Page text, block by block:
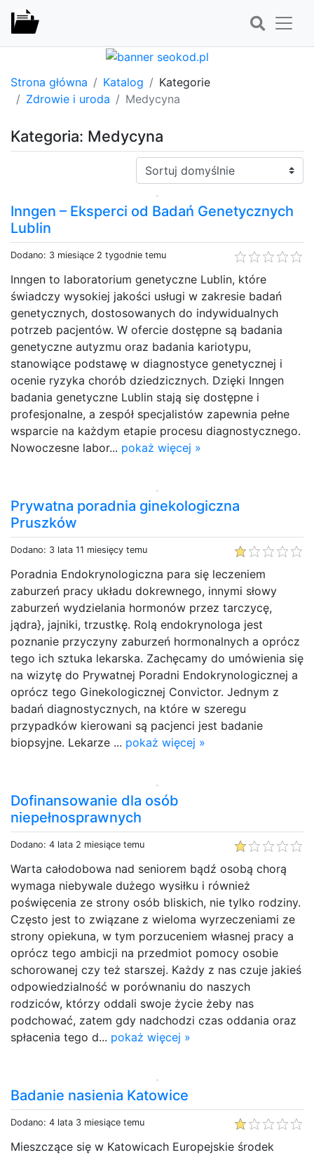
Strona główna Katalog
Kategorie
Zdrowie i uroda
Medycyna
Kategoria: Medycyna
Sortuj:
Inngen – Eksperci od Badań Genetycznych
Lublin
Dodano: 3 miesiące 2 tygodnie temu
Inngen to laboratorium genetyczne Lublin, które
świadczy wysokiej jakości usługi w zakresie badań
genetycznych, dostosowanych do indywidualnych
potrzeb pacjentów. W ofercie dostępne są badania
genetyczne autyzmu oraz badania kariotypu,
stanowiące podstawę w diagnostyce genetycznej i
ocenie ryzyka chorób dziedzicznych. Dzięki Inngen
badania genetyczne Lublin stają się dostępne i
profesjonalne, a zespół specjalistów zapewnia pełne
wsparcie na każdym etapie procesu diagnostycznego.
Nowoczesne labor... pokaż więcej »
Prywatna poradnia ginekologiczna
Pruszków
Dodano: 3 lata 11 miesięcy temu
Poradnia Endokrynologiczna para się leczeniem
zaburzeń pracy układu dokrewnego, innymi słowy
zaburzeń wydzielania hormonów przez tarczycę,
jądra}, jajniki, trzustkę. Rolą endokrynologa jest
poznanie przyczyny zaburzeń hormonalnych a oprócz
tego ich sztuka lekarska. Zachęcamy do umówienia się
na wizytę do Prywatnej Poradni Endokrynologicznej a
oprócz tego Ginekologicznej Convictor. Jednym z
badań diagnostycznych, na które w szeregu
przypadków kierowani są pacjenci jest badanie
biopsyjne. Lekarze ... pokaż więcej »
Dofinansowanie dla osób
niepełnosprawnych
Dodano: 4 lata 2 miesiące temu
Warta całodobowa nad seniorem bądź osobą chorą
wymaga niebywale dużego wysiłku i również
poświęcenia ze strony osób bliskich, nie tylko rodziny.
Często jest to związane z wieloma wyrzeczeniami ze
strony opiekuna, w tym porzuceniem własnej pracy a
oprócz tego ambicji na przedmiot pomocy osobie
schorowanej czy też starszej. Każdy z nas czuje jakieś
odpowiedzialność w porównaniu do naszych
rodziców, którzy oddali swoje życie żeby nas
podchować, zatem gdy nadchodzi czas oddania oraz
spłacenia tego d... pokaż więcej »
Badanie nasienia Katowice
Dodano: 4 lata 3 miesiące temu
Mieszczące się w Katowicach Europejskie środek